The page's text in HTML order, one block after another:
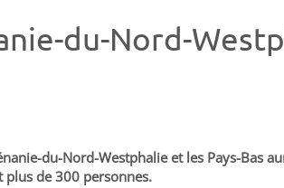
du-Nord-
du-Nord-Westphalie et les Pays-Bas
plus de 300 personnes.